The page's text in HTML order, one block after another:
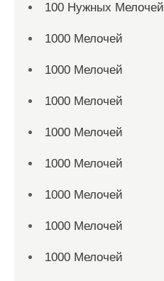
100 Нужных Мелочей
1000 Мелочей
1000 Мелочей
1000 Мелочей
1000 Мелочей
1000 Мелочей
1000 Мелочей
1000 Мелочей
1000 Мелочей